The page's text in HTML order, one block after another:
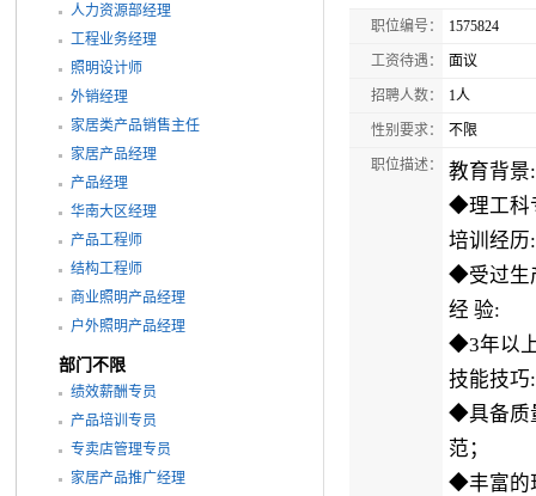
人力资源部经理
工程业务经理
照明设计师
外销经理
家居类产品销售主任
家居产品经理
产品经理
华南大区经理
产品工程师
结构工程师
商业照明产品经理
户外照明产品经理
部门不限
绩效薪酬专员
产品培训专员
专卖店管理专员
家居产品推广经理
职位编号： 1575824
工资待遇： 面议
招聘人数： 1人
性别要求： 不限
职位描述：
教育背景:
◆理工科
培训经历:
◆受过生
经 验:
◆3年以
技能技巧:
◆具备质
范；
◆丰富的